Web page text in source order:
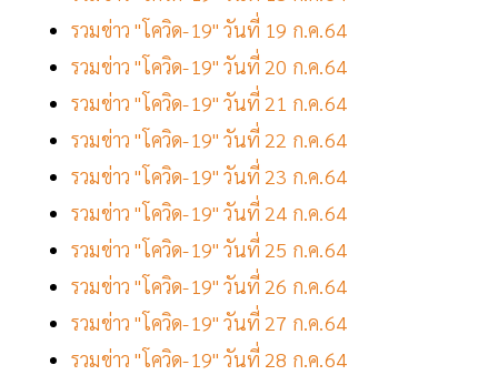
รวมข่าว "โควิด-19" วันที่ 19 ก.ค.64
รวมข่าว "โควิด-19" วันที่ 20 ก.ค.64
รวมข่าว "โควิด-19" วันที่ 21 ก.ค.64
รวมข่าว "โควิด-19" วันที่ 22 ก.ค.64
รวมข่าว "โควิด-19" วันที่ 23 ก.ค.64
รวมข่าว "โควิด-19" วันที่ 24 ก.ค.64
รวมข่าว "โควิด-19" วันที่ 25 ก.ค.64
รวมข่าว "โควิด-19" วันที่ 26 ก.ค.64
รวมข่าว "โควิด-19" วันที่ 27 ก.ค.64
รวมข่าว "โควิด-19" วันที่ 28 ก.ค.64